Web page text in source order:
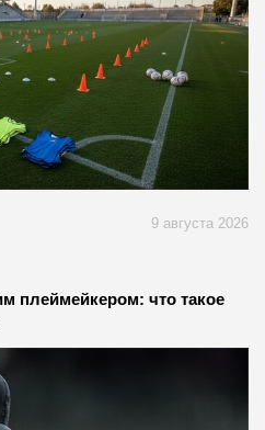
9 августа 2026
плеймейкером: что такое